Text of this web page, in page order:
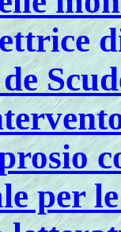
per